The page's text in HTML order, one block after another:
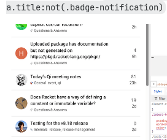
a.title:not(.badge-notification)